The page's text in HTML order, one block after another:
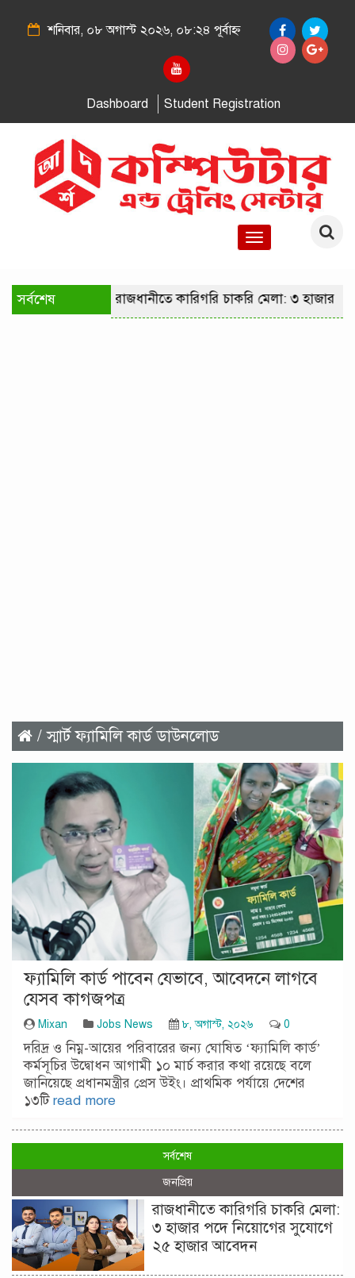
শনিবার, ০৮ অগাস্ট ২০২৬, ০৮:২৪ পূর্বাহ্ন
Dashboard Student Registration
Toggle
সর্বশেষ রাজধানীতে কারিগরি চাকরি মেলা: ৩ হাজার
/ স্মার্ট ফ্যামিলি কার্ড ডাউনলোড
ফ্যামিলি কার্ড পাবেন যেভাবে, আবেদনে লাগবে
যেসব কাগজপত্র
Mixan Jobs News ৮, অগাস্ট, ২০২৬ 0
দরিদ্র ও নিম্ন-আয়ের পরিবারের জন্য ঘোষিত ‘ফ্যামিলি কার্ড’
কর্মসূচির উদ্বোধন আগামী ১০ মার্চ করার কথা রয়েছে বলে
জানিয়েছে প্রধানমন্ত্রীর প্রেস উইং। প্রাথমিক পর্যায়ে দেশের
১৩টিread more
সর্বশেষ
জনপ্রিয়
রাজধানীতে কারিগরি চাকরি মেলা:
৩ হাজার পদে নিয়োগের সুযোগে
২৫ হাজার আবেদন